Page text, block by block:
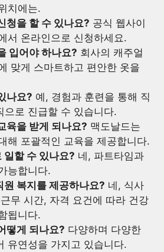
치에는.
청을 할 수 있나요? 공식 웹사이
서 온라인으로 신청하세요.
입어야 하나요? 회사의 캐주얼
맞게 스마트하고 편안한 옷을
나요? 예, 경험과 훈련을 통해 직
으로 진급할 수 있습니다.
육을 받게 되나요? 맥도날드는
해 포괄적인 교육을 제공합니다.
일할 수 있나요? 네, 파트타임과
능합니다.
원 복지를 제공하나요? 네, 식사
무 시간, 자격 요건에 따라 건강
됩니다.
떻게 되나요? 다양하며 다양한
유연성을 가지고 있습니다.